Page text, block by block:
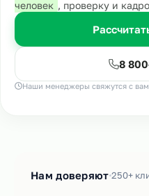
человек , проверку и
8
Наши менеджеры свяжутся с
Нам доверяют 250+